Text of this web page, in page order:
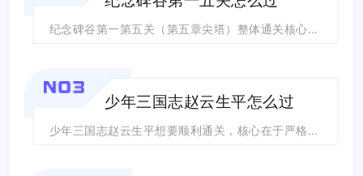
纪念碑谷第一第五关（第五章尖塔）整体通关核心思路是利用场景旋转机关改变地形，借助...
NO3
少年三国志赵云生平怎么过
少年三国志赵云生平想要顺利通关，核心在于严格遵循剧情顺序推进任务、活用地图地形拉...